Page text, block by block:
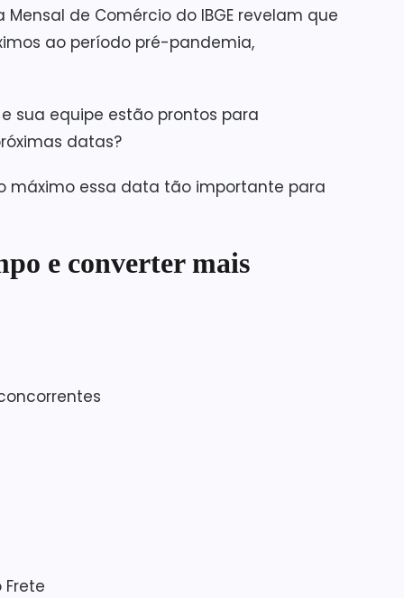
de Comércio do IBGE revelam que
ao período pré-pandemia,
sua equipe estão prontos para
datas?
máximo essa data tão importante para
e converter mais